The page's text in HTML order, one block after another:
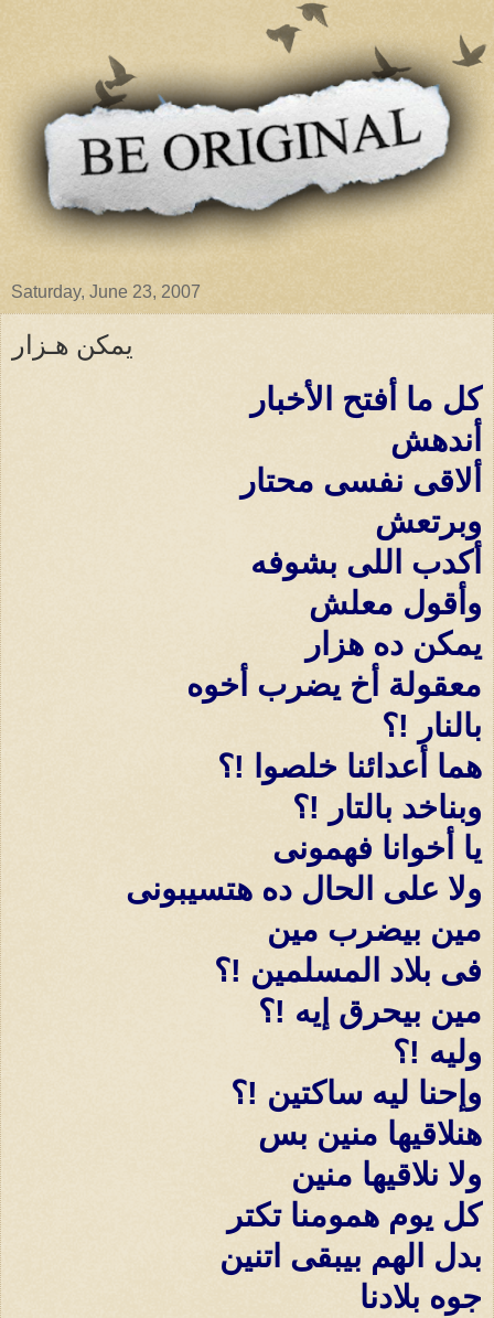
Saturday, June 23, 2007
يمكن هـزار
كل ما أفتح الأخبار
أندهش
ألاقى نفسى محتار
وبرتعش
أكدب اللى بشوفه
وأقول معلش
يمكن ده هزار
معقولة أخ يضرب أخوه
بالنار !؟
هما أعدائنا خلصوا !؟
وبناخد بالتار !؟
يا أخوانا فهمونى
ولا على الحال ده هتسيبونى
مين بيضرب مين
فى بلاد المسلمين !؟
مين بيحرق إيه !؟
وليه !؟
وإحنا ليه ساكتين !؟
هنلاقيها منين بس
ولا نلاقيها منين
كل يوم همومنا تكتر
بدل الهم بيبقى اتنين
جوه بلادنا